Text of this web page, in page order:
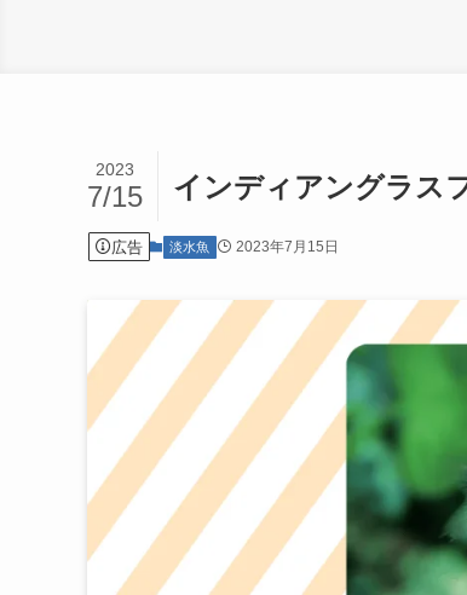
インディアングラス
2023
7/15
広告 淡水魚 2023年7月15日